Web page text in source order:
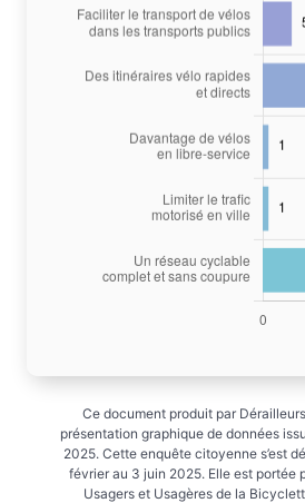
Ce document produit par
présentation graphique de données
2025. Cette enquête citoyenne s’est
février au 3 juin 2025. Elle est portée
Usagers et Usagères de la